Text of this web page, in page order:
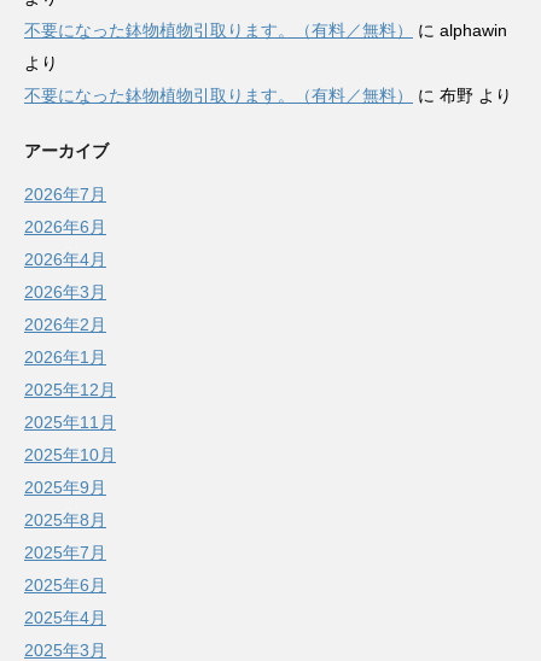
不要になった鉢物植物引取ります。（有料／無料）
に alphawin
より
不要になった鉢物植物引取ります。（有料／無料）
に 布野 より
アーカイブ
2026年7月
2026年6月
2026年4月
2026年3月
2026年2月
2026年1月
2025年12月
2025年11月
2025年10月
2025年9月
2025年8月
2025年7月
2025年6月
2025年4月
2025年3月